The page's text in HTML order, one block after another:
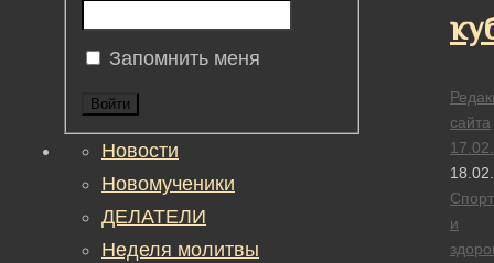
сайта
Спорт
и
Запомнить меня
Войти
Новости
Новомученики
ДЕЛАТЕЛИ
Неделя молитвы